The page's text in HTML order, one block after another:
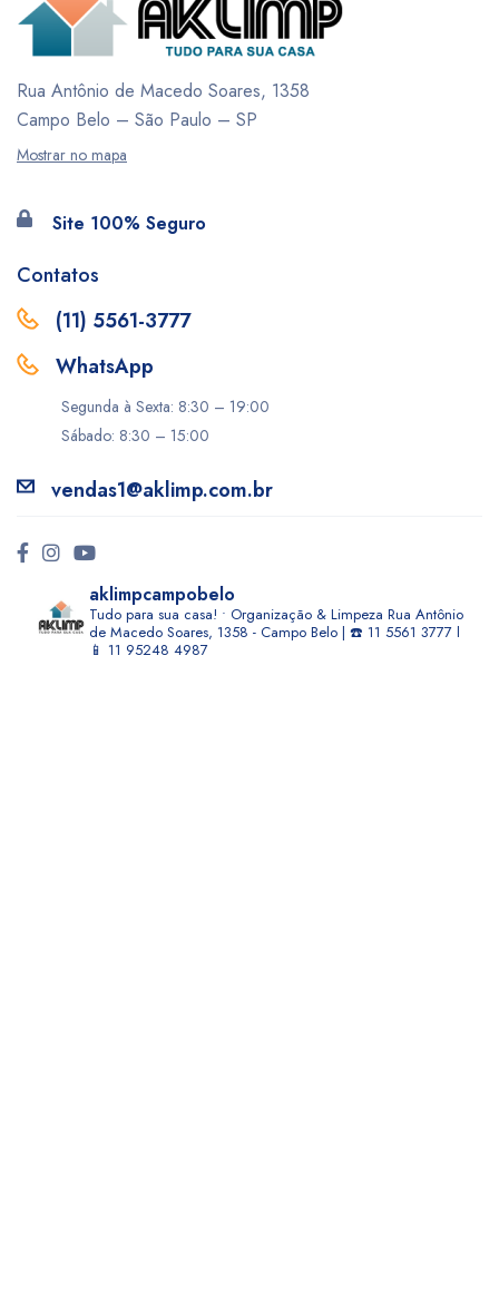
Rua Antônio de Macedo Soares, 1358
Campo Belo – São Paulo – SP
Mostrar no mapa
Site 100% Seguro
Contatos
(11) 5561-3777
WhatsApp
Segunda à Sexta: 8:30 – 19:00
Sábado: 8:30 – 15:00
vendas1@aklimp.com.br
aklimpcampobelo
Tudo para sua casa! • Organização & Limpeza Rua Antônio
de Macedo Soares, 1358 - Campo Belo | ☎️ 11 5561 3777 l
📱 11 95248 4987